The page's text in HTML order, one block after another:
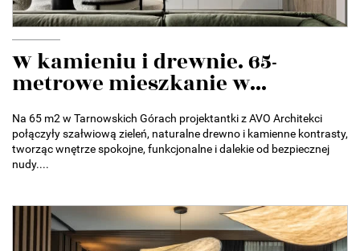
W kamieniu i drewnie. 65-
metrowe mieszkanie w...
Na 65 m2 w Tarnowskich Górach projektantki z AVO Architekci
połączyły szałwiową zieleń, naturalne drewno i kamienne kontrasty,
tworząc wnętrze spokojne, funkcjonalne i dalekie od bezpiecznej
nudy....